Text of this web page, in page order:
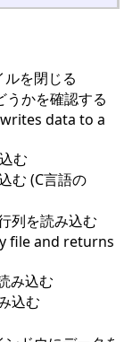
を閉じる
かを確認する
data to a
む
む (C言語の
列を読み込む
file and returns
み込む
込む